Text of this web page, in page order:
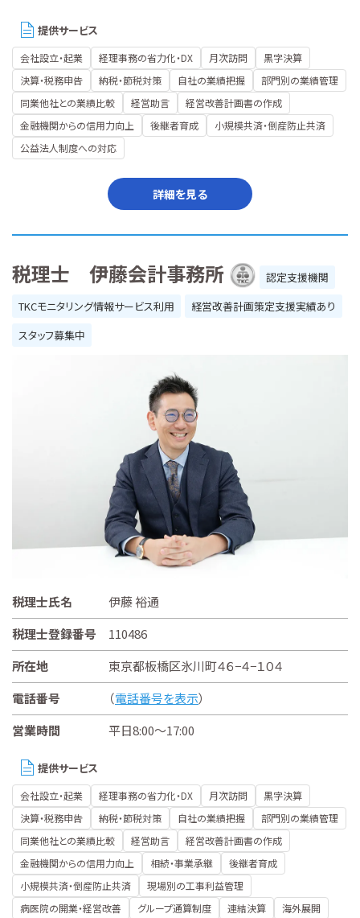
提供サービス
会社設立・起業 経理事務の省力化・DX 月次訪問
黒字決算
決算・税務申告
納税・節税対策 自社の業績把握
部門別の業績管理
同業他社との業績比較
経営助言
経営改善計画書の作成
金融機関からの信用力向上
後継者育成
小規模共済・倒産防止共済
公益法人制度への対応
詳細を見る
税理士 伊藤会計事務所
認定支援機関
TKCモニタリング情報サービス利用
経営改善計画策定支援実績あり
スタッフ募集中
税理士氏名
伊藤 裕通
税理士登録番号
110486
所在地
東京都板橋区氷川町４６−４−１０４
電話番号
（電話番号を表示）
営業時間
平日8:00～17:00
提供サービス
会社設立・起業 経理事務の省力化・DX 月次訪問
黒字決算
決算・税務申告
納税・節税対策 自社の業績把握
部門別の業績管理
同業他社との業績比較
経営助言
経営改善計画書の作成
金融機関からの信用力向上
相続・事業承継
後継者育成
小規模共済・倒産防止共済
現場別の工事利益管理
病医院の開業・経営改善
グループ通算制度 連結決算
海外展開